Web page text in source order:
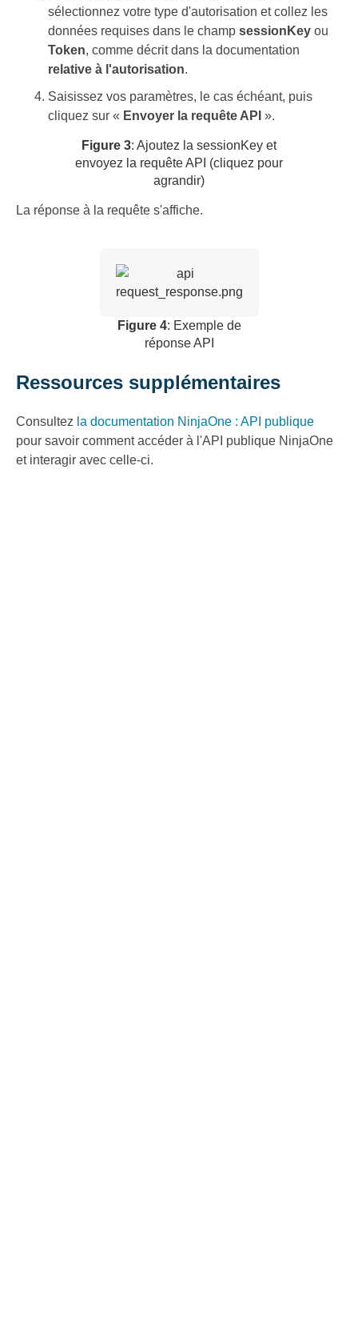
sélectionnez votre type d'autorisation et collez les
données requises dans le champ sessionKey ou
Token, comme décrit dans la documentation
relative à l'autorisation.
Saisissez vos paramètres, le cas échéant, puis
cliquez sur « Envoyer la requête API ».
Figure 3: Ajoutez la sessionKey et
envoyez la requête API (cliquez pour
agrandir)
La réponse à la requête s'affiche.
Figure 4: Exemple de
réponse API
Ressources supplémentaires
Consultez la documentation NinjaOne : API publique
pour savoir comment accéder à l'API publique NinjaOne
et interagir avec celle-ci.